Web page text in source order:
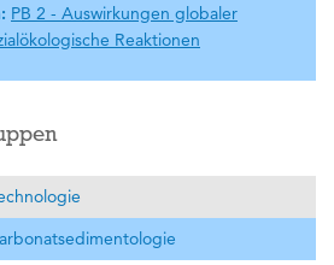
PB 2 - Auswirkungen globaler
Reaktionen